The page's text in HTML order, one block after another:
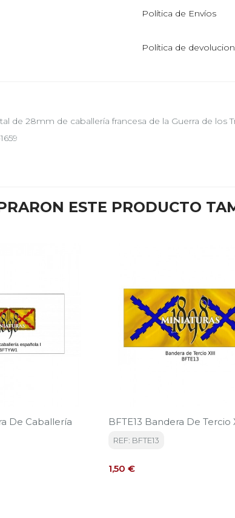
Política de Envíos
Política de
de 28mm de caballería francesa de la Guerra de los
ESTE PRODUCTO
De Caballería
BFTE13 Bandera De Tercio
REF: BFTE13
Precio
1,50 €